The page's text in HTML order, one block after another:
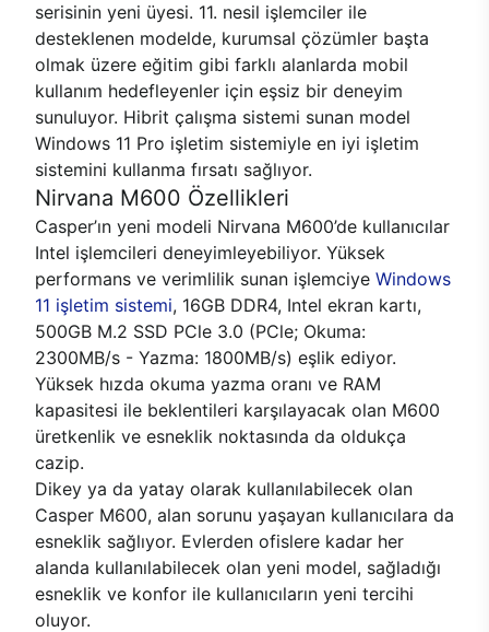
serisinin yeni üyesi. 11. nesil işlemciler ile
desteklenen modelde, kurumsal çözümler başta
olmak üzere eğitim gibi farklı alanlarda mobil
kullanım hedefleyenler için eşsiz bir deneyim
sunuluyor. Hibrit çalışma sistemi sunan model
Windows 11 Pro işletim sistemiyle en iyi işletim
sistemini kullanma fırsatı sağlıyor.
Nirvana M600 Özellikleri
Casper’ın yeni modeli Nirvana M600’de kullanıcılar
Intel işlemcileri deneyimleyebiliyor. Yüksek
performans ve verimlilik sunan işlemciye Windows
11 işletim sistemi, 16GB DDR4, Intel ekran kartı,
500GB M.2 SSD PCle 3.0 (PCle; Okuma:
2300MB/s - Yazma: 1800MB/s) eşlik ediyor.
Yüksek hızda okuma yazma oranı ve RAM
kapasitesi ile beklentileri karşılayacak olan M600
üretkenlik ve esneklik noktasında da oldukça
cazip.
Dikey ya da yatay olarak kullanılabilecek olan
Casper M600, alan sorunu yaşayan kullanıcılara da
esneklik sağlıyor. Evlerden ofislere kadar her
alanda kullanılabilecek olan yeni model, sağladığı
esneklik ve konfor ile kullanıcıların yeni tercihi
oluyor.